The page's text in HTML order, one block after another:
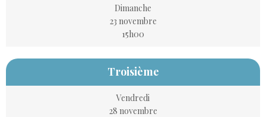
Dimanche
23 novembre
15h00
Troisième
Vendredi
28 novembre